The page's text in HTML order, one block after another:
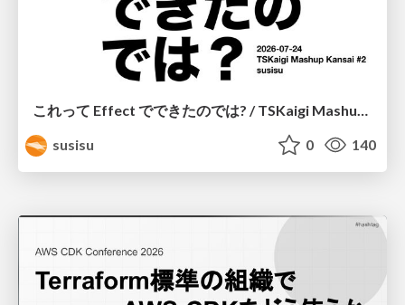
これって Effect でできたのでは? / TSKaigi Mashup Kansai #2
susisu
0 140